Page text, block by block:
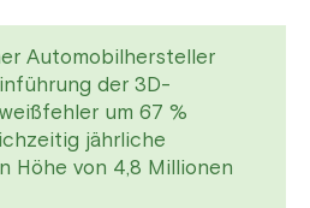
Automobilhersteller
der 3D-
um 67 %
jährliche
Höhe von 4,8 Millionen